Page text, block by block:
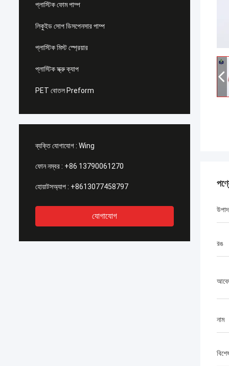
প্লাস্টিক ফোম পাম্প
লিকুইড সোপ ডিসপেনসার পাম্প
প্লাস্টিক মিস্ট স্প্রেয়ার
প্লাস্টিক স্ক্রু ক্যাপ
PET বোতল Preform
ব্যক্তি যোগাযোগ : Wing
ফোন নম্বর : +86 13790061270
হোয়াটসঅ্যাপ : +8613077458797
যোগাযোগ
রঙ
নাম